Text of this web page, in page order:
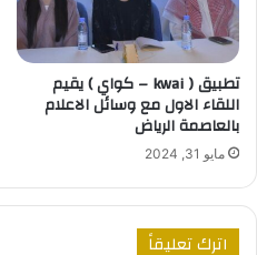
تطبيق ( kwai – كواي ) يقيم
اللقاء الاول مع وسائل الاعلام
بالعاصمة الرياض
مايو 31, 2024
اترك تعليقاً